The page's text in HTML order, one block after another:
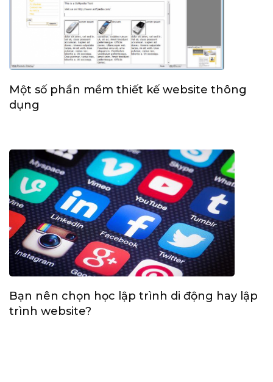
Một số phần mềm thiết kế website thông
dụng
Bạn nên chọn học lập trình di động hay lập
trình website?